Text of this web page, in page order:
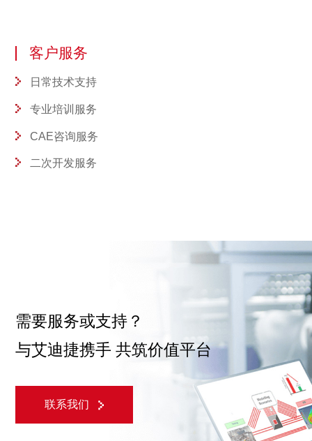
客户服务
日常技术支持
专业培训服务
CAE咨询服务
二次开发服务
需要服务或支持？
与艾迪捷携手 共筑价值平台
联系我们